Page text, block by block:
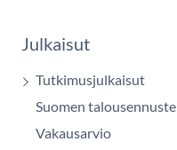
Julkaisut
Tutkimusjulkaisut
Suomen talousennuste
Vakausarvio